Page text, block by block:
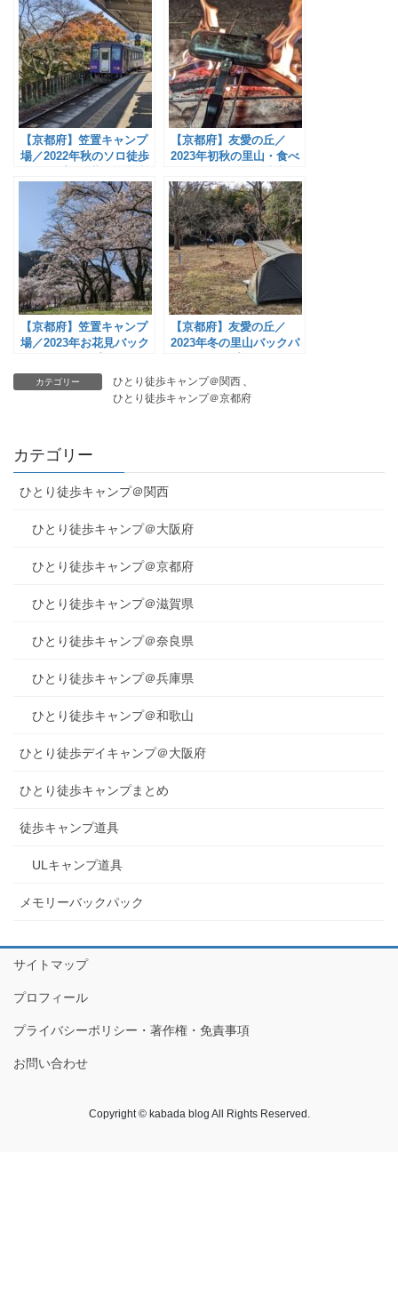
【京都府】笠置キャンプ
場／2022年秋のソロ徒歩
自然公園
【京都府】友愛の丘／
2023年初秋の里山・食べ
ャンプ
【京都府】笠置キャンプ
場／2023年お花見バック
【京都府】友愛の丘／
2023年冬の里山バックパ
カテゴリー ひとり徒歩キャンプ＠関西 、
ひとり徒歩キャンプ＠京都府
カテゴリー
ひとり徒歩キャンプ＠関西
ひとり徒歩キャンプ＠大阪府
ひとり徒歩キャンプ＠京都府
ひとり徒歩キャンプ＠滋賀県
ひとり徒歩キャンプ＠奈良県
ひとり徒歩キャンプ＠兵庫県
ひとり徒歩キャンプ＠和歌山
ひとり徒歩デイキャンプ＠大阪府
ひとり徒歩キャンプまとめ
徒歩キャンプ道具
ULキャンプ道具
メモリーバックパック
サイトマップ
プロフィール
プライバシーポリシー・著作権・免責事項
お問い合わせ
Copyright © kabada blog All Rights Reserved.